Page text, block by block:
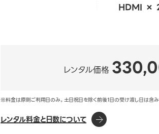
HDMI × 2
レンタル価格
※料金は原則ご利用日のみ。土日祝日を除く前後1日の受け渡し日は含み
レンタル料金と日数について